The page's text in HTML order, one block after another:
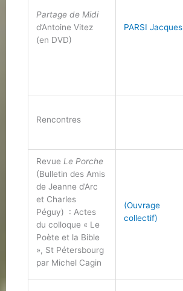
Partage de Midi
d’Antoine Vitez
(en DVD)
PARSI Jacques
Rencontres
Revue Le Porche
(Bulletin des Amis
de Jeanne d’Arc
et Charles
Péguy) : Actes
du colloque « Le
Poète et la Bible
», St Pétersbourg
par Michel Cagin
(Ouvrage
collectif)